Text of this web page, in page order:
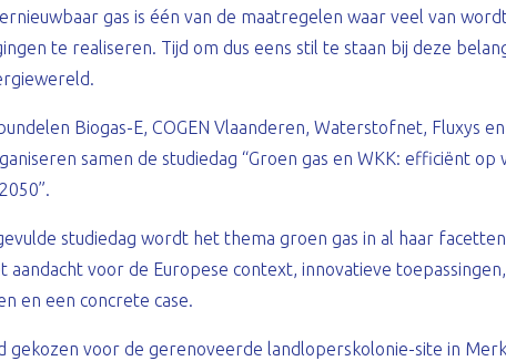
gas is één van de maatregelen waar veel van
te realiseren. Tijd om dus eens stil te staan bij deze
Biogas-E, COGEN Vlaanderen, Waterstofnet, Fluxys en
samen de studiedag “Groen gas en WKK: efficiënt op
studiedag wordt het thema groen gas in al haar facetten
aandacht voor de Europese context, innovatieve
en een concrete case.
gekozen voor de gerenoveerde landloperskolonie-site in